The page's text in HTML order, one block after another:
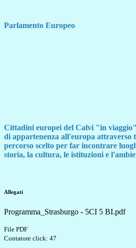
Parlamento Europeo
Cittadini europei del Calvi "in
di appartenenza all'europa attraverso
percorso scelto per far incontrare
storia, la cultura, le istituzioni e
Allegati
Programma_Strasburgo - 5CI 5 BI.pdf
File PDF
Contatore click: 47